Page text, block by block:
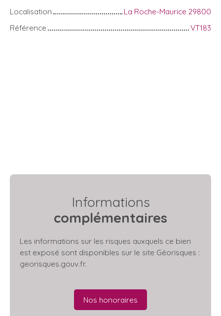
Localisation
La Roche-Maurice 29800
Référence
VT183
Informations
complémentaires
Les informations sur les risques auxquels ce bien
est exposé sont disponibles sur le site Géorisques :
georisques.gouv.fr.
Nos honoraires